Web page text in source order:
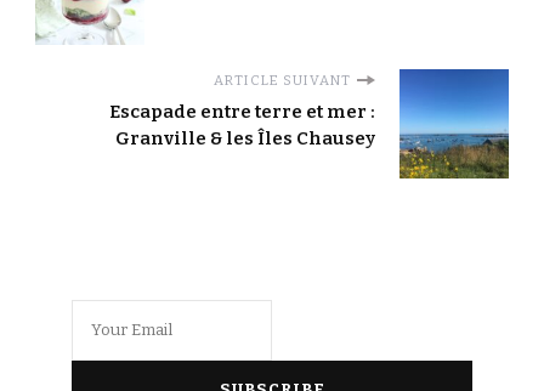
ARTICLE SUIVANT
Escapade entre terre et mer :
Granville & les Îles Chausey